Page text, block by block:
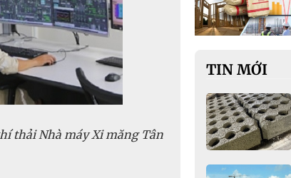
thải Nhà máy Xi măng Tân
TIN MỚI